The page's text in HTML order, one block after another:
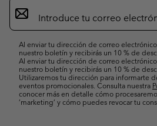
Suscripción
de
correo
Al enviar tu dirección de correo
nuestro boletín y recibirás un 10 % de
Al enviar tu dirección de correo
nuestro boletín y recibirás un 10 % de
Utilizaremos tu dirección para informarte
eventos promocionales. Consulta nuestra
conocer más en detalle cómo
’marketing’ y cómo puedes revocar tu